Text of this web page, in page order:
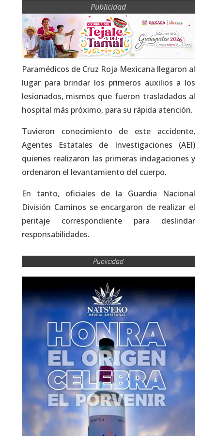
Publicidad
Paramédicos de Cruz Roja Mexicana llegaron al
lugar para brindar los primeros auxilios a los
lesionados, mismos que fueron trasladados al
hospital más próximo, para su rápida atención.
Tuvieron conocimiento de este accidente,
Agentes Estatales de Investigaciones (AEI)
quienes realizaron las primeras indagaciones y
ordenaron el levantamiento del cuerpo.
En tanto, oficiales de la Guardia Nacional
División Caminos se encargaron de realizar el
peritaje correspondiente para deslindar
responsabilidades.
Publicidad